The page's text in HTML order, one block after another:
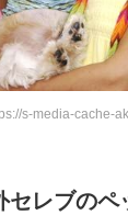
s-media-cache-
セレブの